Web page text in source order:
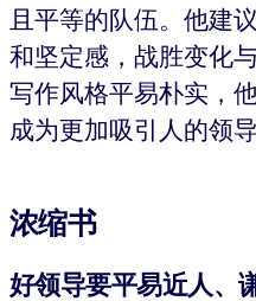
且平等的队伍。他建
和坚定感，战胜变化
写作风格平易朴实，
成为更加吸引人的领导
浓缩书
好领导要平易近人、